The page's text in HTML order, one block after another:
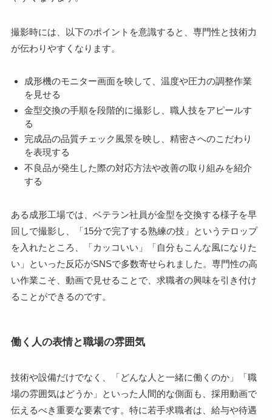
撮影時には、以下のポイントを意識すると、専門性と技術力
が伝わりやすくなります。
成形機のモニター画面を映して、温度や圧力の調整作業
を見せる
金型交換の手順を段階的に撮影し、職人技をアピールす
る
完成品の品質チェック風景を映し、精密さへのこだわり
を表現する
不良品が発生した際の対応方法や改善の取り組みを紹介
する
ある成形工場では、ベテラン社員が金型を交換する様子を早
回しで撮影し、「15分で完了する熟練の技」というテロップ
を入れたところ、「カッコいい」「自分もこんな風になりた
い」といった反応がSNSで多数寄せられました。専門性の高
い作業こそ、動画で見せることで、求職者の興味を引き付け
ることができるのです。
働く人の表情と職場の雰囲気
技術や設備だけでなく、「どんな人と一緒に働くのか」「職
場の雰囲気はどうか」といった人間的な側面も、採用動画で
伝えるべき重要な要素です。特に若手求職者は、給与や待遇